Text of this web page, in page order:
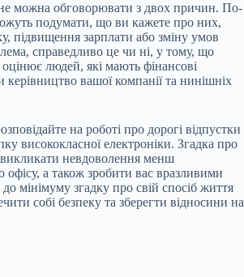
можна обговорювати з двох причин. По-
подумати, що ви кажете про них,
підвищення зарплати або зміну умов
справедливо це чи ні, у тому, що
людей, які мають фінансові
вашої компанії та нинішніх
на роботі про дорогі відпустки
висококласної електроніки. Згадка про
невдоволення менш
офісу, а також зробити вас вразливими
до мінімуму згадку про свій спосіб життя
собі безпеку та зберегти відносини на